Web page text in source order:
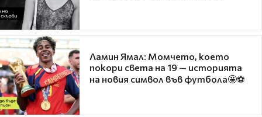
Ламин Ямал: Момчето, което
покори света на 19 — историята
на новия символ във футбола🤩⚽